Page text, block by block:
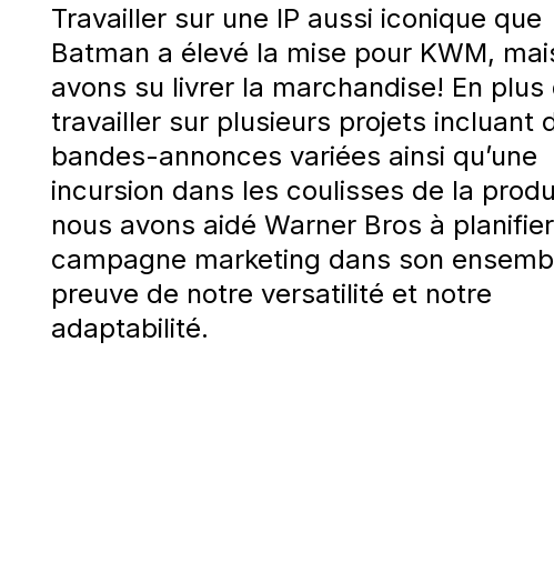
Travailler sur une IP aussi iconique que
Batman a élevé la mise pour KWM,
avons su livrer la marchandise! En plus
travailler sur plusieurs projets incluant
bandes-annonces variées ainsi qu’une
incursion dans les coulisses de la
nous avons aidé Warner Bros à
campagne marketing dans son
preuve de notre versatilité et notre
adaptabilité.